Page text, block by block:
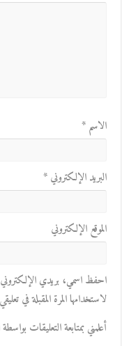
الاسم*
البريد الإلكتروني*
الموقع الإلكتروني
احفظ اسمي، بريدي
لاستخدامها المرة المقبلة في
أعلمني بمتابعة التعليقات